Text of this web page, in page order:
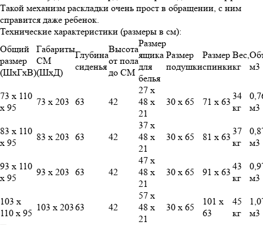
Такой механизм раскладки очень прост в обращении, с ним
справится даже ребенок.
Технические характеристики (размеры в см):
Общий
размер
(ШхГхВ)
Габариты
СМ
(ШхД)
Глубина
сиденья
Высота
от пола
до СМ
Размер
ящика
для
белья
Размер
подушки
Размер
спинки
Вес,
кг
м3
73 х 110
х 95
73 х 203 63 42
27 х
48 х
21
30 х 65 71 х 63
34
кг
м3
83 х 110
х 95
83 х 203 63 42
37 х
48 х
21
30 х 65 81 х 63
37
кг
м3
93 х 110
х 95
93 х 203 63 42
47 х
48 х
21
30 х 65 91 х 63
43
кг
м3
103 х
110 х 95
103 х 20363 42
57 х
48 х
21
30 х 65
101 х
63
45
кг
м3